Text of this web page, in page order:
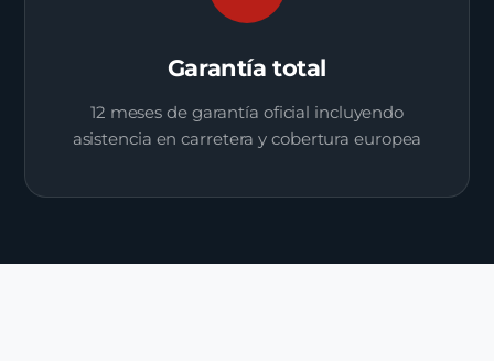
Garantía total
12 meses de garantía oficial incluyendo
asistencia en carretera y cobertura europea